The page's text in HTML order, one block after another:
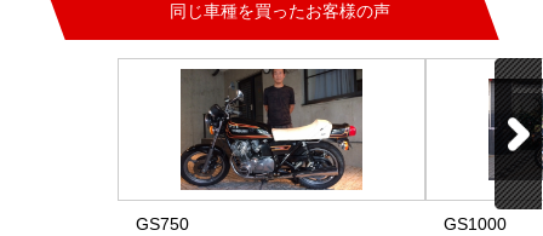
同じ車種を買ったお客様の声
GS750
GS1000